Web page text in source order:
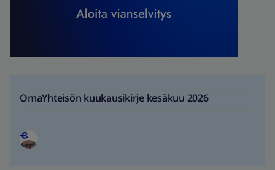
OmaYhteisön kuukausikirje kesäkuu 2026